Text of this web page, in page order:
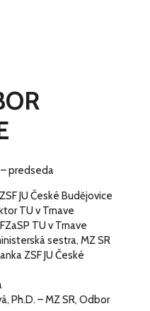
predseda
JU České Budějovice
TU v Trnave
TU v Trnave
sestra, MZ SR
ZSF JU České
Ph.D. – MZ SR, Odbor